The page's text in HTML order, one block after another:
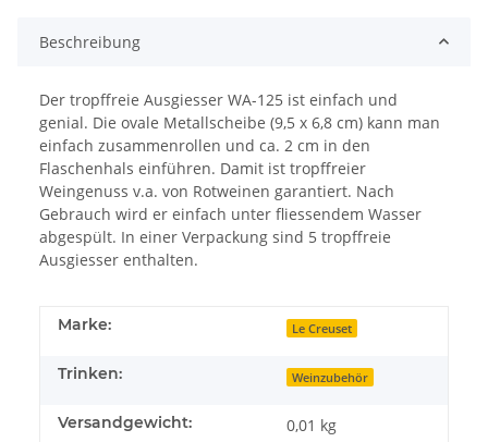
Beschreibung
Der tropffreie Ausgiesser WA-125 ist einfach und
genial. Die ovale Metallscheibe (9,5 x 6,8 cm) kann man
einfach zusammenrollen und ca. 2 cm in den
Flaschenhals einführen. Damit ist tropffreier
Weingenuss v.a. von Rotweinen garantiert. Nach
Gebrauch wird er einfach unter fliessendem Wasser
abgespült. In einer Verpackung sind 5 tropffreie
Ausgiesser enthalten.
Marke: Le Creuset
Trinken: Weinzubehör
Versandgewicht: 0,01 kg